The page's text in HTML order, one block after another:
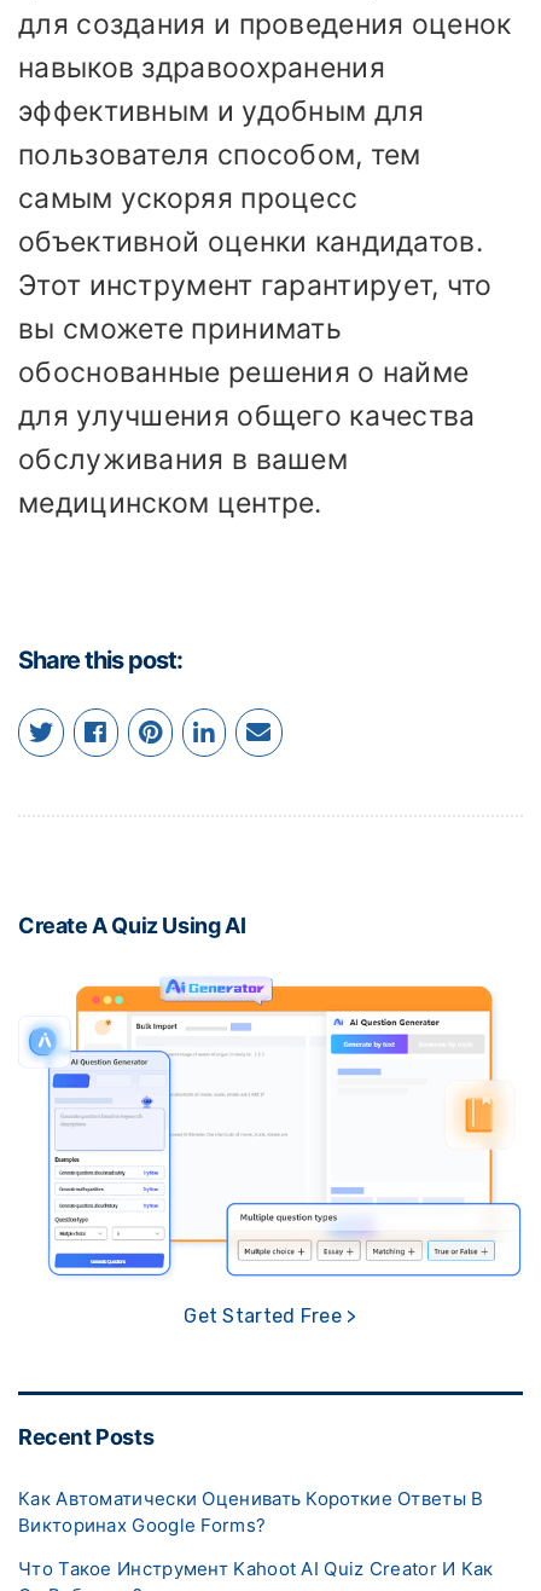
для создания и проведения оценок
навыков здравоохранения
эффективным и удобным для
пользователя способом, тем
самым ускоряя процесс
объективной оценки кандидатов.
Этот инструмент гарантирует, что
вы сможете принимать
обоснованные решения о найме
для улучшения общего качества
обслуживания в вашем
медицинском центре.
Share this post:
Create A Quiz Using AI
Get Started Free >
Recent Posts
Как Автоматически Оценивать Короткие Ответы В
Викторинах Google Forms?
Что Такое Инструмент Kahoot AI Quiz Creator И Как